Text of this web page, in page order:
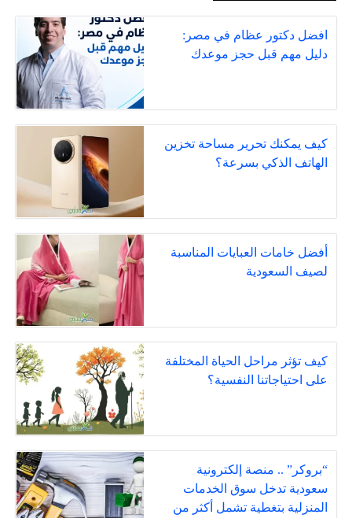
افضل دكتور عظام في مصر:
دليل مهم قبل حجز موعدك
كيف يمكنك تحرير مساحة تخزين
الهاتف الذكي بسرعة؟
أفضل خامات العبايات المناسبة
لصيف السعودية
كيف تؤثر مراحل الحياة المختلفة
على احتياجاتنا النفسية؟
“بروكر” .. منصة إلكترونية
سعودية تدخل سوق الخدمات
المنزلية بتغطية تشمل أكثر من